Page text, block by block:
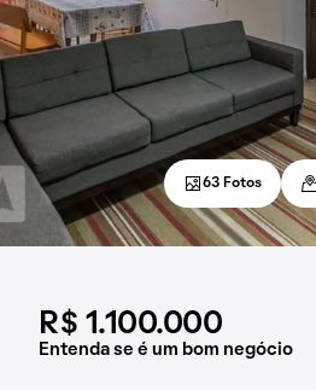
R$ 1.100.000
Entenda se é um bom negócio
63 Fotos